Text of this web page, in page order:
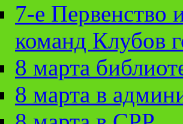
7-е Первенство
команд Клубов
8 марта
8 марта в